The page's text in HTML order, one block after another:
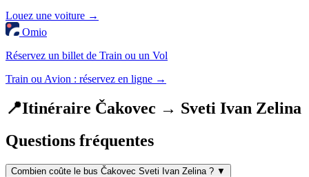
Louez une voiture →
Omio
Réservez un billet de Train ou un Vol
Train ou Avion : réservez en ligne →
📍Itinéraire Čakovec → Sveti Ivan Zelina
Questions fréquentes
Combien coûte le bus Čakovec Sveti Ivan Zelina ? ▼